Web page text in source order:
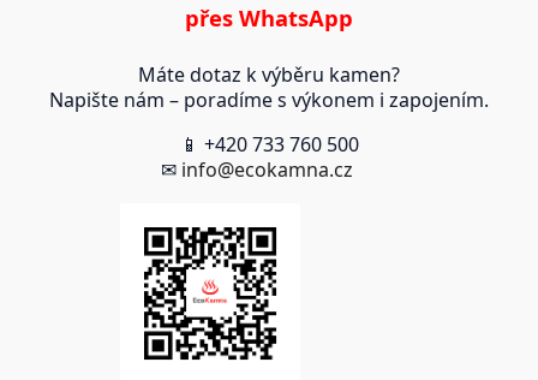
přes WhatsApp
Máte dotaz k výběru kamen?
Napište nám – poradíme s výkonem i zapojením.
📱 +420 733 760 500
✉ info@ecokamna.cz